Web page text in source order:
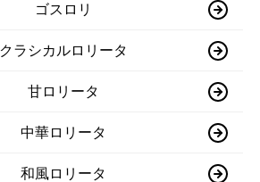
ゴスロリ
クラシカルロリータ
甘ロリータ
中華ロリータ
和風ロリータ